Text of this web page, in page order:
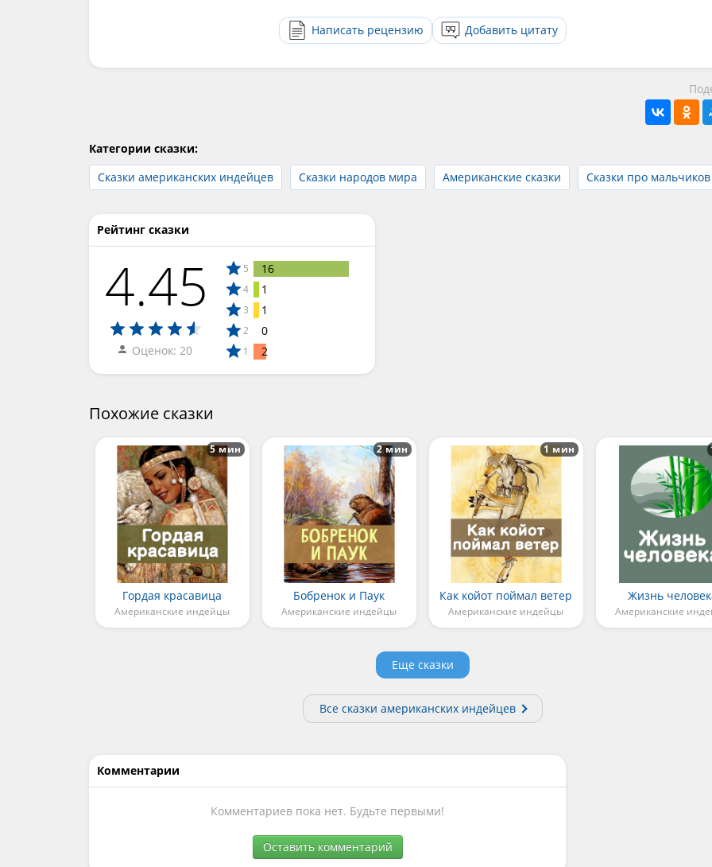
Написать рецензию Добавить цитату
Категории сказки:
Сказки американских индейцев
Сказки народов мира Американские сказки Сказки про мальчиков
Рейтинг сказки
4.45
Оценок: 20
5 16
4 1
3 1
2 0
1 2
Похожие сказки
Гордая красавица
Американские индейцы
5 мин
Бобренок и Паук
Американские индейцы
2 мин
Как койот поймал ветер
Американские индейцы
1 мин
Жизнь
Американские
Еще сказки
Все сказки американских индейцев
Комментарии
Комментариев пока нет. Будьте первыми!
Оставить комментарий